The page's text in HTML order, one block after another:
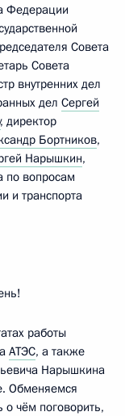
Федерации
Совета
Совета
внутренних дел
дел Сергей
, директор
Бортников,
Нарышкин,
по вопросам
и транспорта
работы
АТЭС, а также
Нарышкина
Обменяемся
о чём поговорить,